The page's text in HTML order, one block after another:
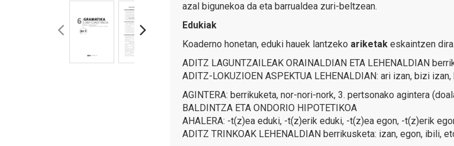
azal bigunekoa da eta barrualdea zuri-beltzean.
Edukiak
Koaderno honetan, eduki hauek lantzeko ariketak eskaintzen dira:
ADITZ LAGUNTZAILEAK ORAINALDIAN ETA LEHENALDIAN
ADITZ-LOKUZIOEN ASPEKTUA LEHENALDIAN: ari izan, bizi
AGINTERA: berrikuketa, nor-nori-nork, 3. pertsonako agintera
BALDINTZA ETA ONDORIO HIPOTETIKOA
AHALERA: -t(z)ea eduki, -t(z)erik eduki, -t(z)ea egon, -t(z)erik
ADITZ TRINKOAK LEHENALDIAN berrikusketa: izan, egon, ibili,